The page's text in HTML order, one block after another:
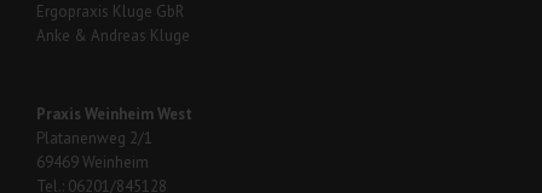
Ergopraxis Kluge GbR
Anke & Andreas Kluge
Praxis Weinheim West
Platanenweg 2/1
69469 Weinheim
Tel.: 06201/845128